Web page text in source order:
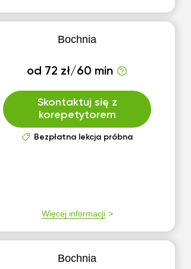
Bochnia
od 72 zł/60 min
Skontaktuj się z
korepetytorem
Bezpłatna lekcja próbna
Więcej informacji
Bochnia